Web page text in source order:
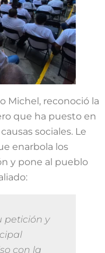
Michel, reconoció la
que ha puesto en
sociales. Le
enarbola los
y pone al pueblo
petición y
con la